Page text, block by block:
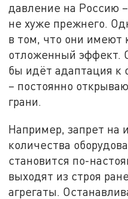
давление на Россию
не хуже прежнего.
в том, что они имеют
отложенный эффект.
бы идёт адаптация к
– постоянно
грани.
Например, запрет на
количества
становится по-
выходят из строя
агрегаты.